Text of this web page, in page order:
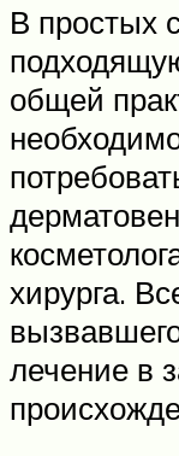
В простых
общей
хирурга.
лечение в